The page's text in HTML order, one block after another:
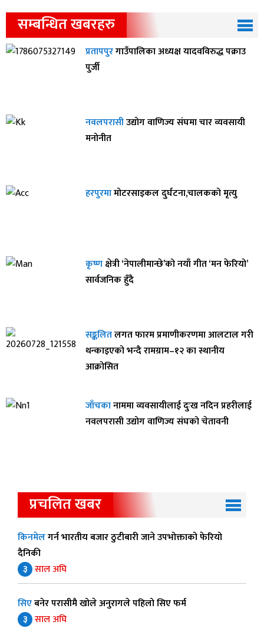
सम्बन्धित खबरहरु
प्रतापपुरगाउँपालिका अध्यक्ष यादवविरुद्ध पक्राउ
पुर्जी
नवलपरासीउद्योग वाणिज्य संघमा चार व्यवसायी
मनोनीत
हरपुरमामोटरसाइकल दुर्घटना,चालकको मृत्यु
कृष्णक्षेत्री ‘नेपालीमान्छे’को नयाँ गीत ‘मन फेरियो’
सार्वजनिक हुँदै
सङ्कलितलगत फारम प्रमाणीकरणमा आलटाल गरी
थन्काइएको भन्दै रामग्राम–१२ का स्थानीय
आक्रोसित
जाँचकानाममा व्यवसायीलाई दुःख नदिन प्रहरीलाई
नवलपरासी उद्योग वाणिज्य संघको चेतावनी
प्रचलित खबर
किनमेलगर्न भारतीय बजार ठुटीबारी जाने उपभोक्ताको फेरियो
दैनिकी
३ साल अघि
सिएबनेर परासीमै खोले अनुरागले पहिलो सिए फर्म
३ साल अघि